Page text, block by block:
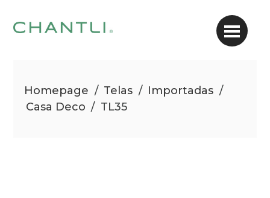
Homepage / Telas / Importadas /
Casa Deco / TL35